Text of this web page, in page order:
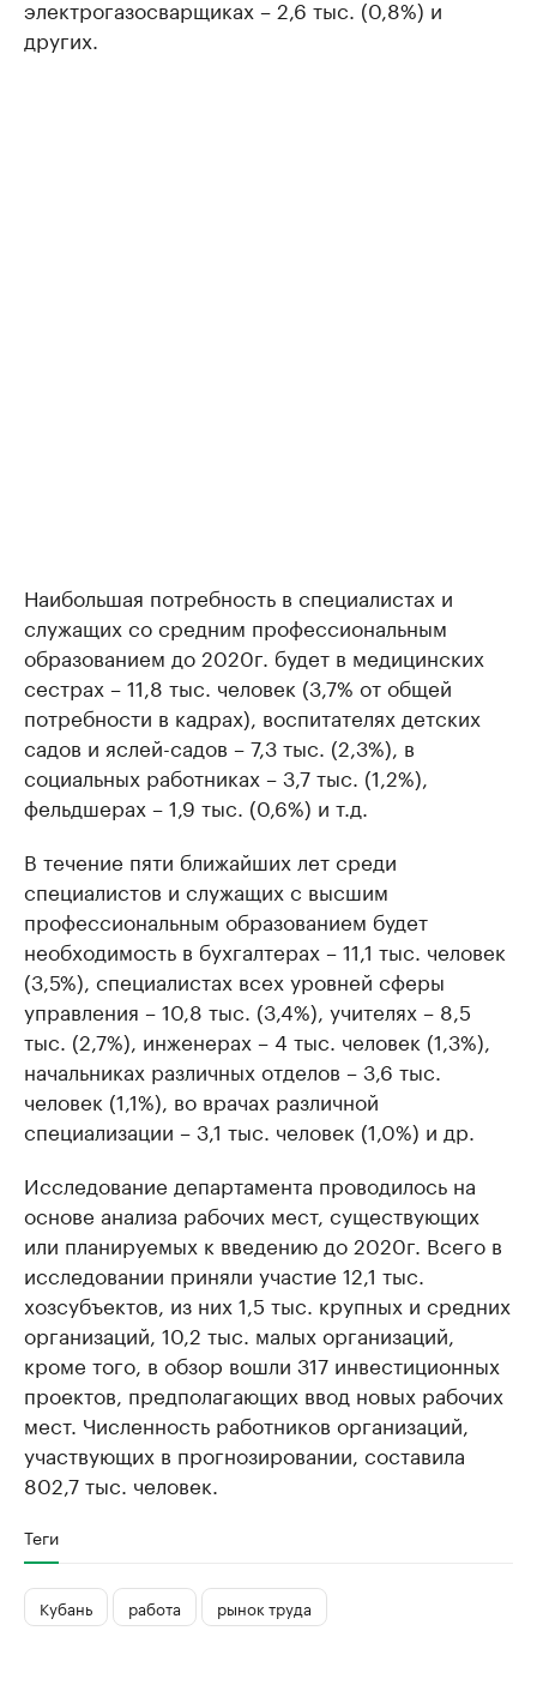
электрогазосварщиках – 2,6 тыс. (0,8%) и
других.
Наибольшая потребность в специалистах и
служащих со средним профессиональным
образованием до 2020г. будет в медицинских
сестрах – 11,8 тыс. человек (3,7% от общей
потребности в кадрах), воспитателях детских
садов и яслей-садов – 7,3 тыс. (2,3%), в
социальных работниках – 3,7 тыс. (1,2%),
фельдшерах – 1,9 тыс. (0,6%) и т.д.
В течение пяти ближайших лет среди
специалистов и служащих с высшим
профессиональным образованием будет
необходимость в бухгалтерах – 11,1 тыс. человек
(3,5%), специалистах всех уровней сферы
управления – 10,8 тыс. (3,4%), учителях – 8,5
тыс. (2,7%), инженерах – 4 тыс. человек (1,3%),
начальниках различных отделов – 3,6 тыс.
человек (1,1%), во врачах различной
специализации – 3,1 тыс. человек (1,0%) и др.
Исследование департамента проводилось на
основе анализа рабочих мест, существующих
или планируемых к введению до 2020г. Всего в
исследовании приняли участие 12,1 тыс.
хозсубъектов, из них 1,5 тыс. крупных и средних
организаций, 10,2 тыс. малых организаций,
кроме того, в обзор вошли 317 инвестиционных
проектов, предполагающих ввод новых рабочих
мест. Численность работников организаций,
участвующих в прогнозировании, составила
802,7 тыс. человек.
Теги
Кубань работа рынок труда